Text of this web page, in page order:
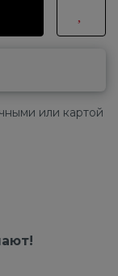
или картой